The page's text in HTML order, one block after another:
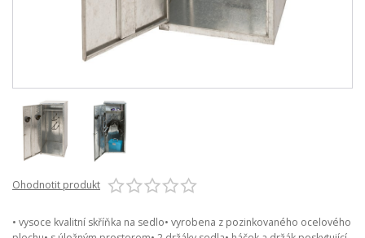
Ohodnotit produkt
• vysoce kvalitní skříňka na sedlo• vyrobena z pozinkovaného ocelového